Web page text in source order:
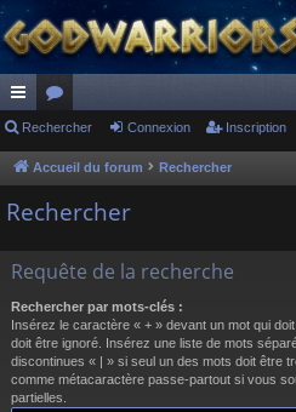
ac
co
ur
s
or
u
m
Rechercher Connexion Inscription
Accueil du forum Rechercher
Rechercher
Requête de la recherche
Rechercher par mots-clés :
Insérez le caractère « + » devant un mot qui
doit être ignoré. Insérez une liste de mots
discontinues « | » si seul un des mots doit être
comme métacaractère passe-partout si vous
partielles.